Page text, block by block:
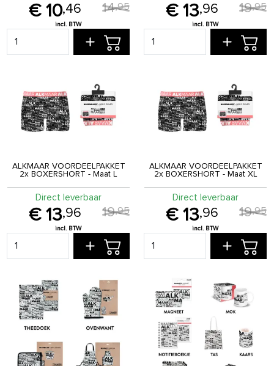
10,46 14,95 13,96 19,95
ALKMAAR VOORDEELPAKKET
2x BOXERSHORT - Maat L
13,96 19,95
Direct leverbaar
ALKMAAR VOORDEELPAKKET
2x BOXERSHORT - Maat XL
13,96 19,95
Direct leverbaar